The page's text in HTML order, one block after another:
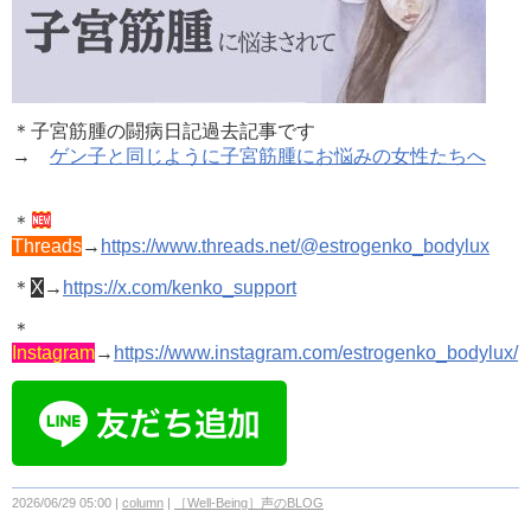
＊子宮筋腫の闘病日記過去記事です
→ ゲン子と同じように子宮筋腫にお悩みの女性たちへ
＊
Threads→ https://www.threads.net/@estrogenko_bodylux
＊ X → https://x.com/kenko_support
＊
Instagram→ https://www.instagram.com/estrogenko_bodylux/
2026/06/29 05:00 column ［Well-Being］声のBLOG